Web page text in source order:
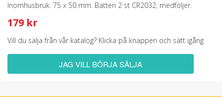
Inomhusbruk. 75 x 50 mm. Batteri 2 st CR2032, medföljer.
179 kr
Vill du sälja från vår katalog? Klicka på knappen och sätt igång
JAG VILL BÖRJA SÄLJA